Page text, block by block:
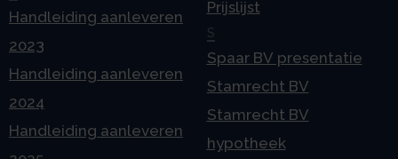
Handleiding aanleveren
2023
Handleiding aanleveren
2024
Handleiding aanleveren
Prijslijst
S
Spaar BV presentatie
Stamrecht BV
Stamrecht BV
hypotheek